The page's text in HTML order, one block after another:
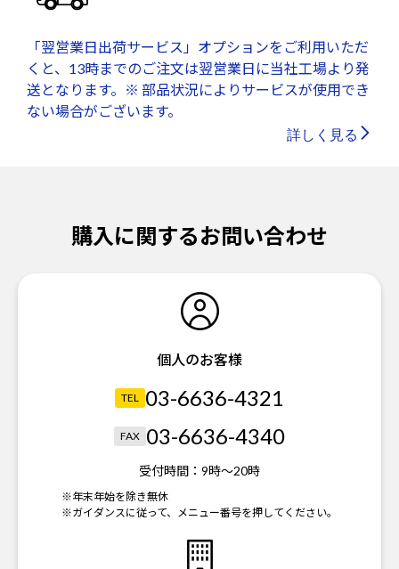
「翌営業日出荷サービス」オプションをご利用いただ
くと、13時までのご注文は翌営業日に当社工場より発
送となります。※ 部品状況によりサービスが使用でき
ない場合がございます。
詳しく見る
購入に関するお問い合わせ
個人のお客様
TEL 03-6636-4321
FAX 03-6636-4340
受付時間： 9時～20時
※年末年始を除き無休
※ガイダンスに従って、メニュー番号を押してください。